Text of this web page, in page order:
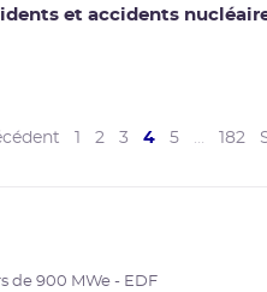
et accidents
2 3 4(current)
5 … 182
de 900 MWe - EDF